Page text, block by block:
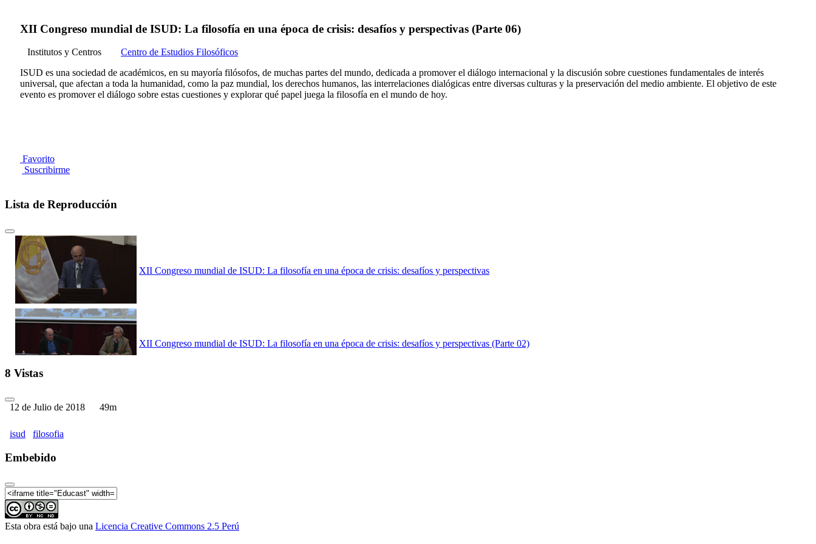
XII Congreso mundial de ISUD: La filosofía en una época de crisis: desafíos y perspectivas (Parte 06)
Institutos y Centros
Centro de Estudios Filosóficos
ISUD es una sociedad de académicos, en su mayoría filósofos, de muchas partes del mundo, dedicada a promover el diálogo internacional y la discusión sobre cuestiones fundamentales de interés
universal, que afectan a toda la humanidad, como la paz mundial, los derechos humanos, las interrelaciones dialógicas entre diversas culturas y la preservación del medio ambiente. El objetivo de este
evento es promover el diálogo sobre estas cuestiones y explorar qué papel juega la filosofía en el mundo de hoy.
Favorito
Suscribirme
Lista de Reproducción
XII Congreso mundial de ISUD: La filosofía en una época de crisis: desafíos y perspectivas
XII Congreso mundial de ISUD: La filosofía en una época de crisis: desafíos y perspectivas (Parte 02)
8 Vistas
12 de Julio de 2018 49m
isud filosofia
Embebido
Esta obra está bajo una Licencia Creative Commons 2.5 Perú